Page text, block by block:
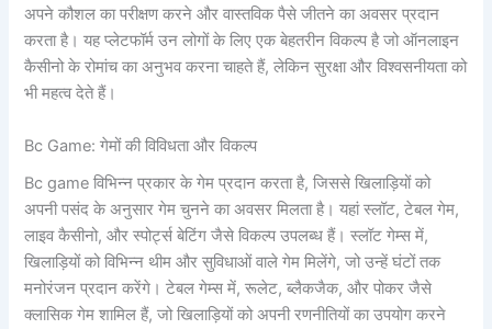
अपने कौशल का परीक्षण करने और वास्तविक पैसे जीतने का अवसर प्रदान
करता है। यह प्लेटफॉर्म उन लोगों के लिए एक बेहतरीन विकल्प है जो ऑनलाइन
कैसीनो के रोमांच का अनुभव करना चाहते हैं, लेकिन सुरक्षा और विश्वसनीयता को
भी महत्व देते हैं।
Bc Game: गेमों की विविधता और विकल्प
Bc game विभिन्न प्रकार के गेम प्रदान करता है, जिससे खिलाड़ियों को
अपनी पसंद के अनुसार गेम चुनने का अवसर मिलता है। यहां स्लॉट, टेबल गेम,
लाइव कैसीनो, और स्पोर्ट्स बेटिंग जैसे विकल्प उपलब्ध हैं। स्लॉट गेम्स में,
खिलाड़ियों को विभिन्न थीम और सुविधाओं वाले गेम मिलेंगे, जो उन्हें घंटों तक
मनोरंजन प्रदान करेंगे। टेबल गेम्स में, रूलेट, ब्लैकजैक, और पोकर जैसे
क्लासिक गेम शामिल हैं, जो खिलाड़ियों को अपनी रणनीतियों का उपयोग करने